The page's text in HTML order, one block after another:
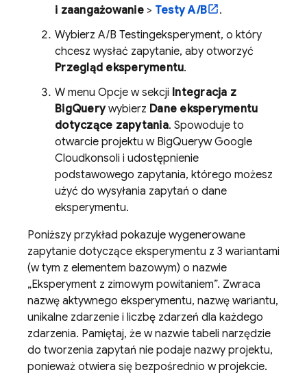
i zaangażowanie> Testy A/B
.
Wybierz A/B Testingeksperyment, o który
chcesz wysłać zapytanie, aby otworzyć
Przegląd eksperymentu.
W menu Opcje w sekcji Integracja z
BigQuerywybierz Dane eksperymentu
dotyczące zapytania. Spowoduje to
otwarcie projektu w BigQuerywGoogle
Cloudkonsoli i udostępnienie
podstawowego zapytania, którego możesz
użyć do wysyłania zapytań o dane
eksperymentu.
Poniższy przykład pokazuje wygenerowane
zapytanie dotyczące eksperymentu z 3 wariantami
(w tym z elementem bazowym) o nazwie
„Eksperyment z zimowym powitaniem”. Zwraca
nazwę aktywnego eksperymentu, nazwę wariantu,
unikalne zdarzenie i liczbę zdarzeń dla każdego
zdarzenia. Pamiętaj, że w nazwie tabeli narzędzie
do tworzenia zapytań nie podaje nazwy projektu,
ponieważ otwiera się bezpośrednio w projekcie.